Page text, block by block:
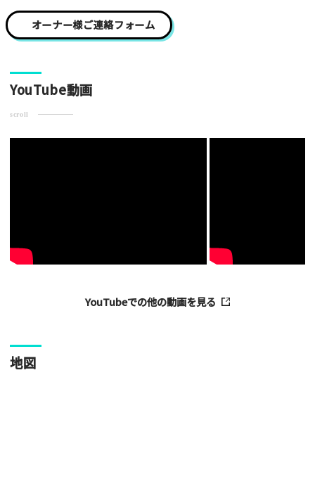
写真
[text photo3alt placeholder "写真の解説※任意]
ご注意事項
い。
オーナー様ご連絡フォーム
YouTube動画
scroll
YouTubeでの他の動画を見る
地図